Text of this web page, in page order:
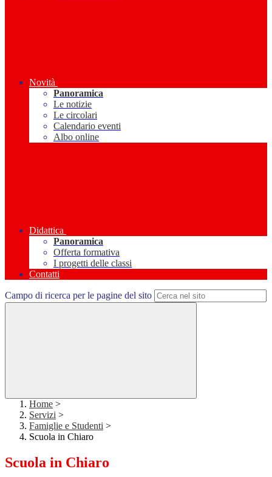
Novità
Panoramica
Le notizie
Le circolari
Calendario eventi
Albo online
Didattica
Panoramica
Offerta formativa
I progetti delle classi
Contatti
Campo di ricerca per le pagine del sito
Home >
Servizi >
Famiglie e Studenti >
Scuola in Chiaro
Scuola in Chiaro